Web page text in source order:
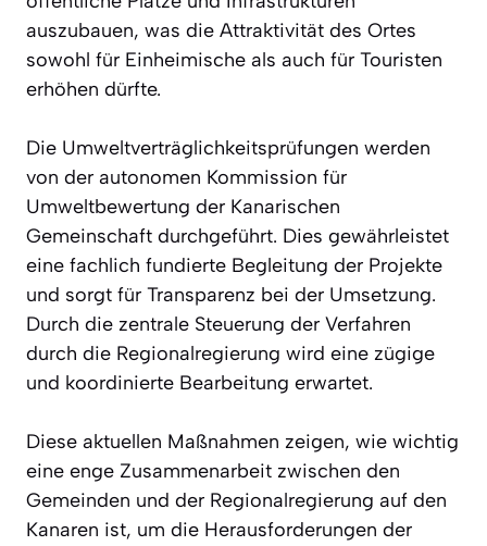
auszubauen, was die Attraktivität des Ortes
sowohl für Einheimische als auch für Touristen
erhöhen dürfte.
Die Umweltverträglichkeitsprüfungen werden
von der autonomen Kommission für
Umweltbewertung der Kanarischen
Gemeinschaft durchgeführt. Dies gewährleistet
eine fachlich fundierte Begleitung der Projekte
und sorgt für Transparenz bei der Umsetzung.
Durch die zentrale Steuerung der Verfahren
durch die Regionalregierung wird eine zügige
und koordinierte Bearbeitung erwartet.
Diese aktuellen Maßnahmen zeigen, wie wichtig
eine enge Zusammenarbeit zwischen den
Gemeinden und der Regionalregierung auf den
Kanaren ist, um die Herausforderungen der